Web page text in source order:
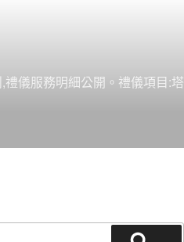
儀服務明細公開。禮儀項目:塔